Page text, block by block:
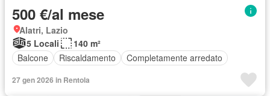
500 €/al mese
Alatri, Lazio
5 Locali
140 m²
Balcone
Riscaldamento Completamente arredato
27 gen 2026 in Rentola